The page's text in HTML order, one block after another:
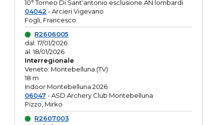
10° Torneo Di Sant'antonio esclusione AN lombardi
04042 - Arcieri Vigevano
Fogli, Francesco
R2606005
dal: 17/01/2026
al: 18/01/2026
Interregionale
Veneto: Montebelluna (TV)
18 m
Indoor Montebelluna 2026
06047 - ASD Archery Club Montebelluna
Pizzo, Mirko
R2607003